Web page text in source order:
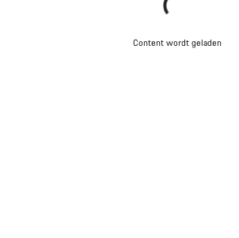
Content wordt geladen